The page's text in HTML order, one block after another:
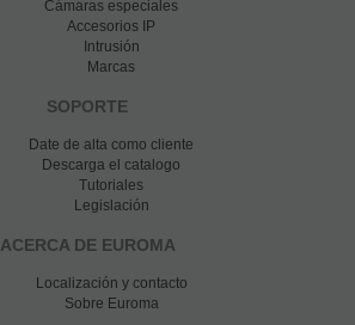
Cámaras especiales
Accesorios IP
Intrusión
Marcas
SOPORTE
Date de alta como cliente
Descarga el catalogo
Tutoriales
Legislación
ACERCA DE EUROMA
Localización y contacto
Sobre Euroma